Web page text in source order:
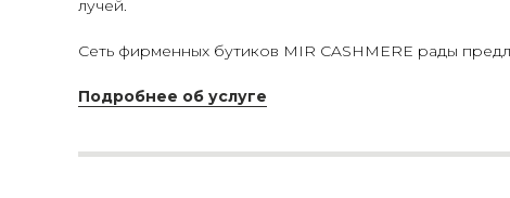
лучей.
Сеть фирменных бутиков MIR CASHMERE рады
Подробнее об услуге